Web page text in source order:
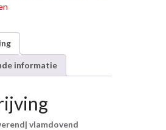
informatie
vlamdovend